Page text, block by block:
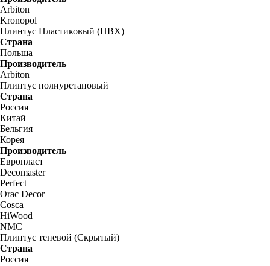
Arbiton
Kronopol
Плинтус Пластиковый (ПВХ)
Страна
Польша
Производитель
Arbiton
Плинтус полиуретановый
Страна
Россия
Китай
Бельгия
Корея
Производитель
Европласт
Decomaster
Perfect
Orac Decor
Cosca
HiWood
NMC
Плинтус теневой (Скрытый)
Страна
Россия